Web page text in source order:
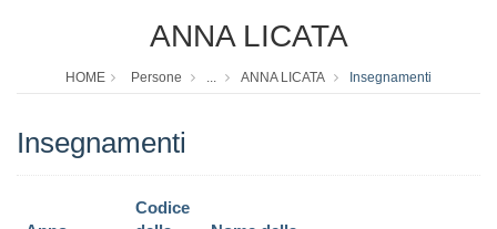
ANNA LICATA
HOME Persone ... ANNA LICATA Insegnamenti
Insegnamenti
Codice